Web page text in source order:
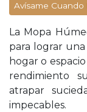
Avísame Cuando
La Mopa
para lograr
hogar o
rendimiento
atrapar
impecables.